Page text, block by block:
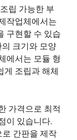
립 가능한 부
작업체에서는
구현할 수 있습
크기와 모양
에서는 모듈 형
게 조립과 해체
가격으로 최적
이 있습니다.
간판을 제작